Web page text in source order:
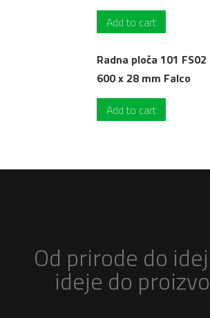
Add to cart
Radna ploča 101
600 x 28 mm Falco
Add to cart
Od prirode do
ideje do